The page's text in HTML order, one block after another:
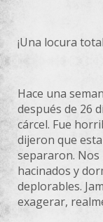
¡Una locura
Hace una
después de 26
cárcel. Fue
dijeron que
separaron. Nos
hacinados y
deplorables.
exagerar,